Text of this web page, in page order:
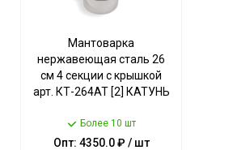
Мантоварка
нержавеющая сталь 26
см 4 секции с крышкой
арт. КТ-264АТ [2] КАТУНЬ
Более 10 шт
Опт: 4350.0 ₽ / шт